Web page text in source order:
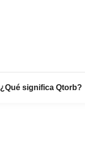
¿Qué significa Qtorb?